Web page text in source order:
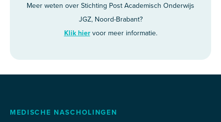
Meer weten over Stichting Post Academisch Onderwijs
JGZ, Noord-Brabant?
Klik hiervoor meer informatie.
MEDISCHE NASCHOLINGEN